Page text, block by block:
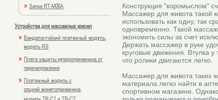
» Sensa RT-M06A
Устройства для массажных кресел
» Вандалостойкий платежный модуль,
модель RS
» Плата защиты купюроприемника от
перенапряжения
» Платежный модуль с
опцией монетоприемника,
Конструкция "коромыслом"
Массажер для живота такой
использовать как одну, так
одновременно. Такой
экономить силы за счет
Держать массажер в руке
круговые движения. Втулка у
что ролики двигаются легко.
Массажер для живота таких
материала легко найти в
спортивном магазине.